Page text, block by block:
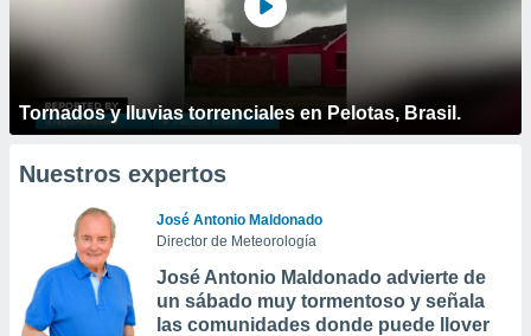
Tornados y lluvias torrenciales en Pelotas, Brasil.
Nuestros expertos
José Antonio Maldonado
Director de Meteorología
José Antonio Maldonado advierte de
un sábado muy tormentoso y señala
las comunidades donde puede llover